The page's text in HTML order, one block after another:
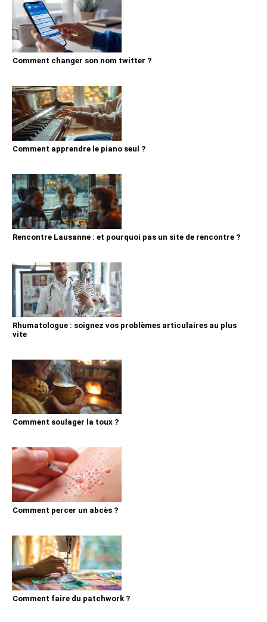
Comment changer son nom twitter ?
Comment apprendre le piano seul ?
Rencontre Lausanne : et pourquoi pas un site de rencontre ?
Rhumatologue : soignez vos problèmes articulaires au plus
vite
Comment soulager la toux ?
Comment percer un abcès ?
Comment faire du patchwork ?